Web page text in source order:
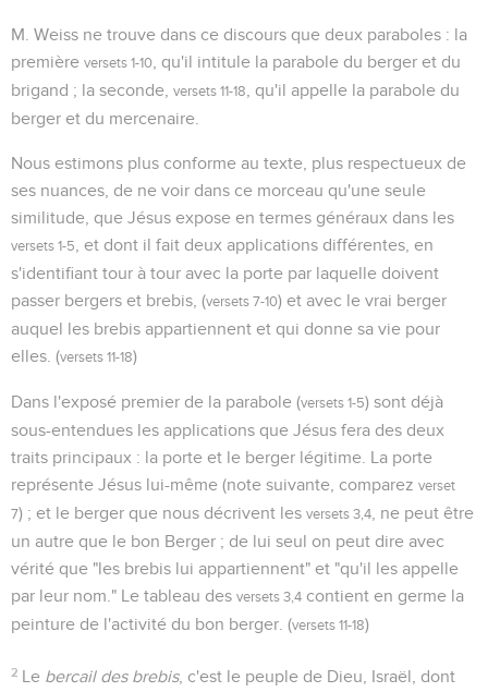
M. Weiss ne trouve dans ce discours que deux paraboles : la
première versets 1-10
, qu'il intitule la parabole du berger et du
brigand ; la seconde,
versets 11-18
, qu'il appelle la parabole du
berger et du mercenaire.
Nous estimons plus conforme au texte, plus respectueux de
ses nuances, de ne voir dans ce morceau qu'une seule
similitude, que Jésus expose en termes généraux dans les
versets 1-5
, et dont il fait deux applications différentes, en
s'identifiant tour à tour avec la porte par laquelle doivent
passer bergers et brebis, (versets 7-10) et avec le vrai berger
auquel les brebis appartiennent et qui donne sa vie pour
elles. (versets 11-18)
Dans l'exposé premier de la parabole (versets 1-5) sont déjà
sous-entendues les applications que Jésus fera des deux
traits principaux : la porte et le berger légitime. La porte
représente Jésus lui-même (note suivante, comparez verset
7) ; et le berger que nous décrivent les versets 3,4
, ne peut être
un autre que le bon Berger ; de lui seul on peut dire avec
vérité que "les brebis lui appartiennent" et "qu'il les appelle
par leur nom." Le tableau des versets 3,4 contient en germe la
peinture de l'activité du bon berger. (versets 11-18)
2 Le bercail des brebis, c'est le peuple de Dieu, Israël, dont